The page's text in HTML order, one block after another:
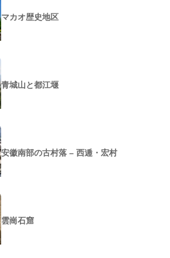
マカオ歴史地区
青城山と都江堰
安徽南部の古村落 – 西逓・宏村
雲崗石窟